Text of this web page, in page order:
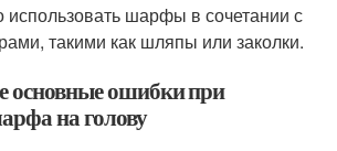
использовать шарфы в сочетании с
такими как шляпы или заколки.
основные ошибки при
на голову